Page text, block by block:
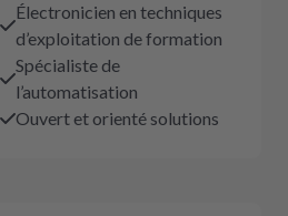
Électronicien en techniques
d’exploitation de formation
Spécialiste de
l’automatisation
Ouvert et orienté solutions